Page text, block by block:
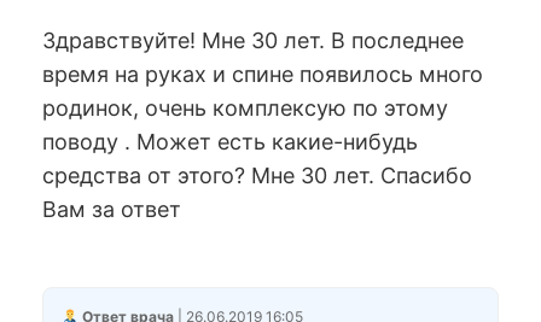
Здравствуйте! Мне 30 лет. В последнее
время на руках и спине появилось много
родинок, очень комплексую по этому
поводу . Может есть какие-нибудь
средства от этого? Мне 30 лет. Спасибо
Вам за ответ
Ответ врача| 26.06.2019 16:05